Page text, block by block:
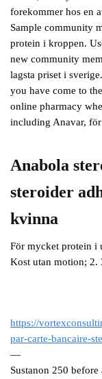
forekommer hos en
Sample community
protein i kroppen.
new community
lagsta priset i
you have come to
online pharmacy
including Anavar,
Anabola
steroider
kvinna
För mycket protein i
Kost utan motion; 2.
https://
par-carte-bancaire-
—
Sustanon 250